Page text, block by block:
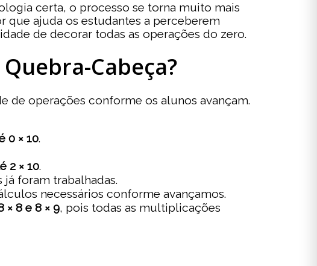
certa, o processo se torna muito mais
que ajuda os estudantes a perceberem
de decorar todas as operações do zero.
Cabeça?
de operações conforme os alunos avançam.
0 × 10.
2 × 10.
foram trabalhadas.
necessários conforme avançamos.
8 e 8 × 9, pois todas as multiplicações